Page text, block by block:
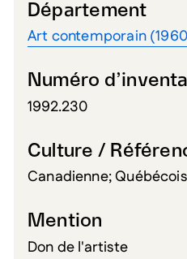
Département
Art contemporain
Numéro
1992.230
Culture /
Canadienne;
Mention
Don de l'artiste